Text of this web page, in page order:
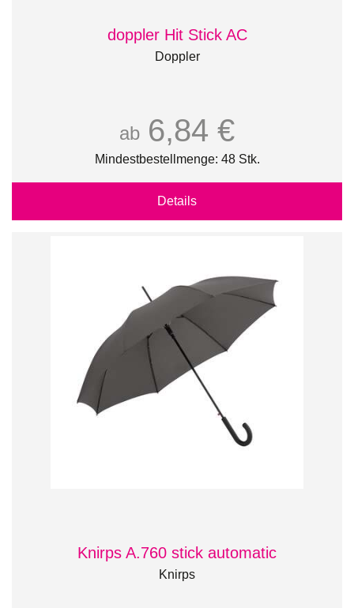
doppler Hit Stick AC
Doppler
ab 6,84 €
Mindestbestellmenge: 48 Stk.
Details
Knirps A.760 stick automatic
Knirps